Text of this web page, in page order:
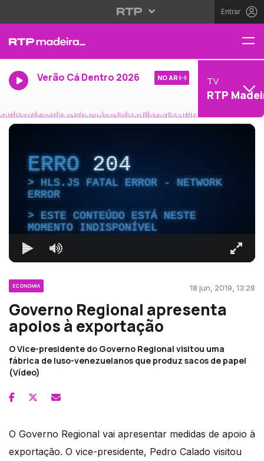
Entrar
Verão Cá Dentro 2026 NO AR TV
RTP
ERRO204
HLS.JS FATAL ERROR - NETWORK
ERROR
ESTE CONTEÚDO ESTÁ NESTE
MOMENTO INDISPONÍVEL
ECONOMIA 18 jun, 2019, 13:28
Governo Regional apresenta
apoios à exportação
O Vice-presidente do Governo Regional visitou uma
fábrica de luso-venezuelanos que produz sacos de papel
(Vídeo)
O Governo Regional vai apresentar medidas de apoio à
exportação. O vice-presidente, Pedro Calado visitou